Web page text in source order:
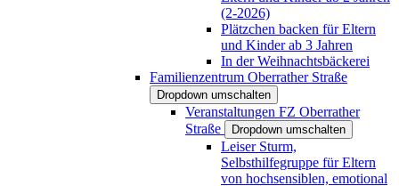
(2-2026)
Plätzchen backen für Eltern
und Kinder ab 3 Jahren
In der Weihnachtsbäckerei
Familienzentrum Oberrather Straße
Dropdown umschalten
Veranstaltungen FZ Oberrather
Straße
Dropdown umschalten
Leiser Sturm,
Selbsthilfegruppe für Eltern
von hochsensiblen, emotional